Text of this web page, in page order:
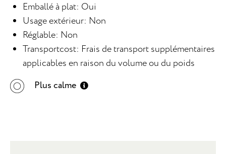
Emballé à plat: Oui
Usage extérieur: Non
Réglable: Non
Transportcost: Frais de transport supplémentaires
applicables en raison du volume ou du poids
Plus calme